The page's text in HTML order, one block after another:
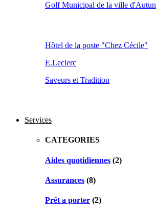
Golf Municipal de la ville d'Autun
Hôtel de la poste "Chez Cécile"
E.Leclerc
Saveurs et Tradition
Services
CATEGORIES
Aides quotidiennes (2)
Assurances (8)
Prêt a porter (2)